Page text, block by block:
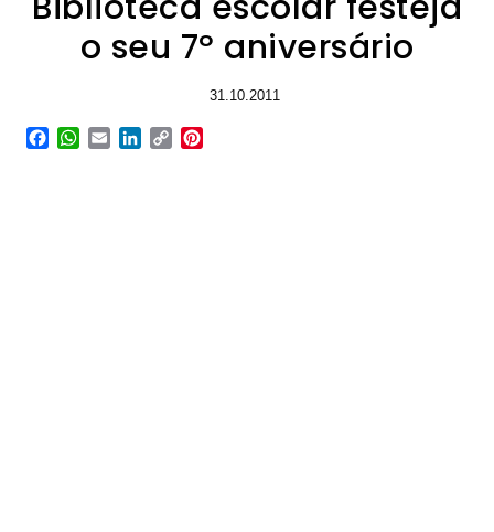
o seu 7º aniversário
31.10.2011
Facebook
WhatsApp
EmailLinkedIn
Copy